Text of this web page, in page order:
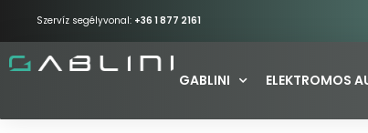
Szervíz segélyvonal: +36 1 877 2161
GABLINI ELEKTROMOS